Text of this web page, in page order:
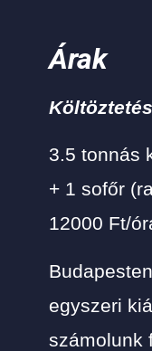
Árak
3.5 tonnás
+ 1 sofőr
12000 Ft/
egyszeri
számolunk